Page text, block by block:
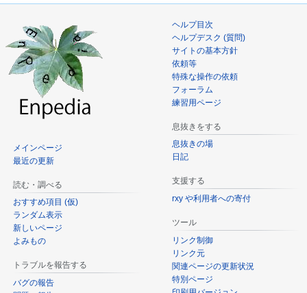
メインページ
最近の更新
読む・調べる
おすすめ項目 (仮)
ランダム表示
新しいページ
よみもの
トラブルを報告する
バグの報告
ヘルプ目次
ヘルプデスク (質問)
サイトの基本方針
依頼等
特殊な操作の依頼
フォーラム
練習用ページ
息抜きをする
息抜きの場
日記
支援する
rxy や利用者への寄付
ツール
リンク制御
リンク元
関連ページの更新状況
特別ページ